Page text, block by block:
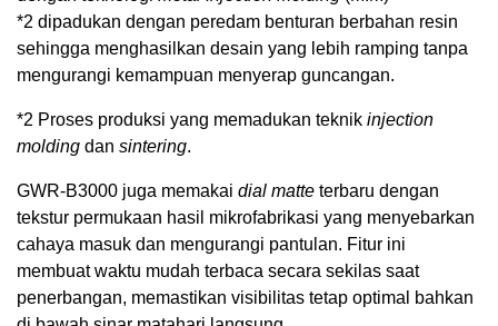
*2 dipadukan dengan peredam benturan berbahan resin
sehingga menghasilkan desain yang lebih ramping tanpa
mengurangi kemampuan menyerap guncangan.
*2 Proses produksi yang memadukan teknik injection
molding dan sintering.
GWR-B3000 juga memakai dial matte terbaru dengan
tekstur permukaan hasil mikrofabrikasi yang menyebarkan
cahaya masuk dan mengurangi pantulan. Fitur ini
membuat waktu mudah terbaca secara sekilas saat
penerbangan, memastikan visibilitas tetap optimal bahkan